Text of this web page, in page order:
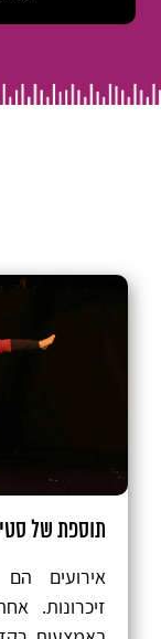
תוספת של
אירועים
זיכרונות.